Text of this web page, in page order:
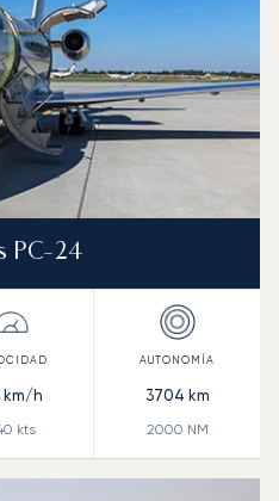
PC-24
km/h
kts
3704 km
2000 NM